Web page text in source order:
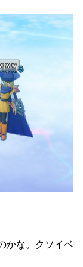
かな。クソイベ